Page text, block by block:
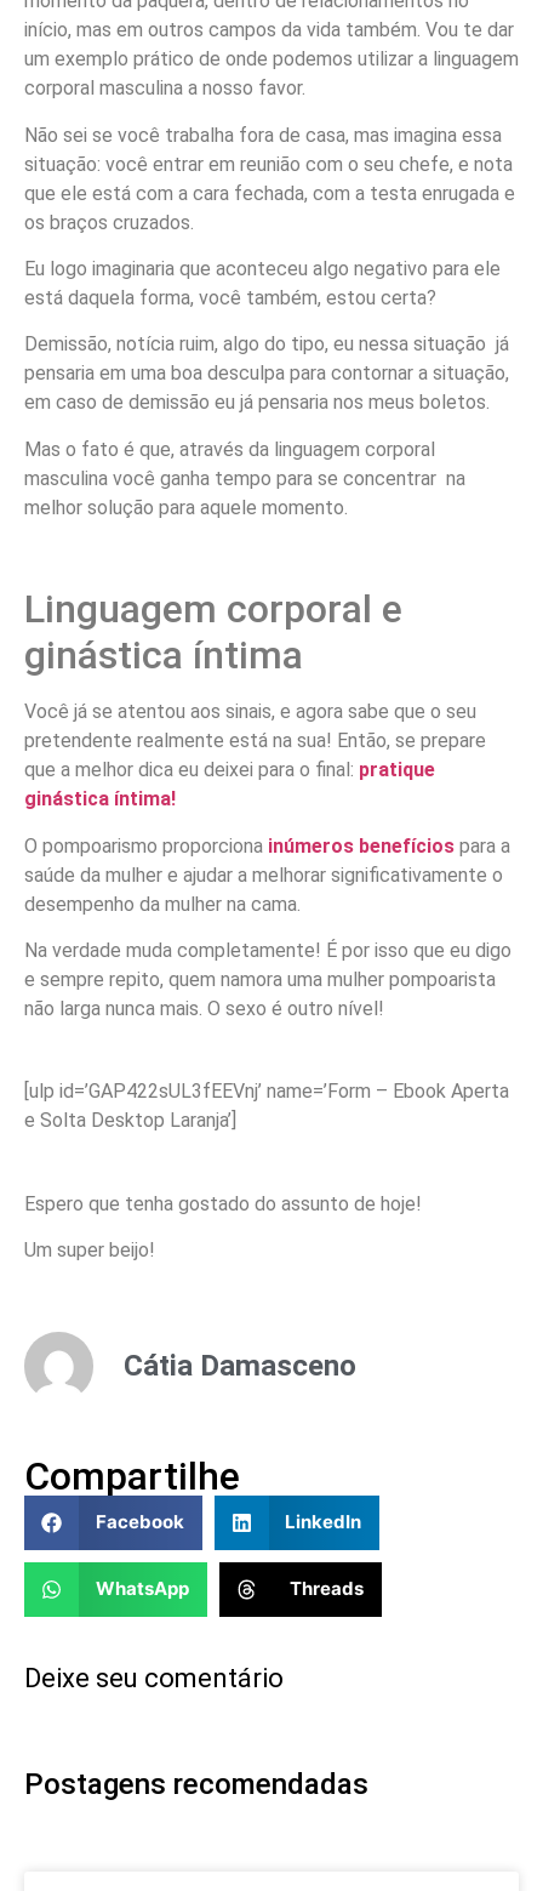
início, mas em outros campos da vida também. Vou te dar
um exemplo prático de onde podemos utilizar a linguagem
corporal masculina a nosso favor.
Não sei se você trabalha fora de casa, mas imagina essa
situação: você entrar em reunião com o seu chefe, e nota
que ele está com a cara fechada, com a testa enrugada e
os braços cruzados.
Eu logo imaginaria que aconteceu algo negativo para ele
está daquela forma, você também, estou certa?
Demissão, notícia ruim, algo do tipo, eu nessa situação já
pensaria em uma boa desculpa para contornar a situação,
em caso de demissão eu já pensaria nos meus boletos.
Mas o fato é que, através da linguagem corporal
masculina você ganha tempo para se concentrar na
melhor solução para aquele momento.
Linguagem corporal e
ginástica íntima
Você já se atentou aos sinais, e agora sabe que o seu
pretendente realmente está na sua! Então, se prepare
que a melhor dica eu deixei para o final: pratique
ginástica íntima!
O pompoarismo proporciona inúmeros benefícios para a
saúde da mulher e ajudar a melhorar significativamente o
desempenho da mulher na cama.
Na verdade muda completamente! É por isso que eu digo
e sempre repito, quem namora uma mulher pompoarista
não larga nunca mais. O sexo é outro nível!
[ulp id=’GAP422sUL3fEEVnj’ name=’Form – Ebook Aperta
e Solta Desktop Laranja’]
Espero que tenha gostado do assunto de hoje!
Um super beijo!
Cátia Damasceno
Compartilhe
Facebook LinkedIn
WhatsApp Threads
Deixe seu comentário
Postagens recomendadas